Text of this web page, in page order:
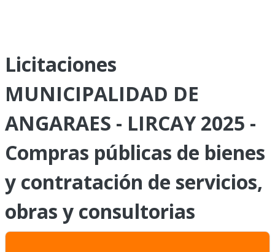
Licitaciones
MUNICIPALIDAD DE
ANGARAES - LIRCAY 2025 -
Compras públicas de bienes
y contratación de servicios,
obras y consultorias